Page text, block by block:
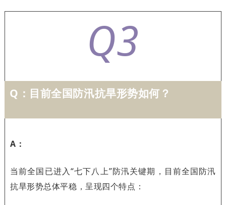
Q3
Q： 目前全国防汛抗旱形势如何？
A：
当前全国已进入“七下八上”防汛关键期，目前全国防汛
抗旱形势总体平稳，呈现四个特点：